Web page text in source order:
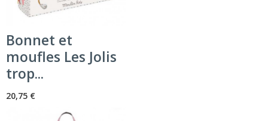
Bonnet et
moufles Les Jolis
trop...
20,75 €